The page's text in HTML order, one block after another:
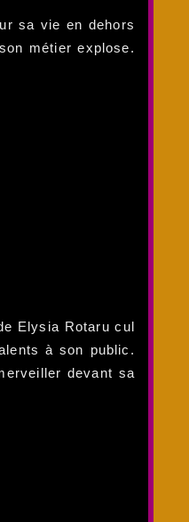
sa vie en dehors
métier explose.
Elysia Rotaru cul
à son public.
devant sa